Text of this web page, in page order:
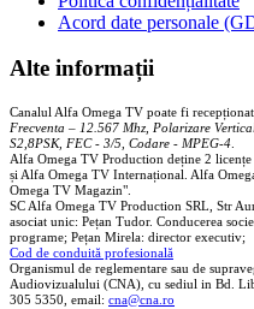
Acord date personale
Alte informații
Canalul Alfa Omega TV poate fi
Frecventa – 12.567 Mhz, Polarizare Vertica
S2,8PSK, FEC - 3/5, Codare - MPEG-4
Alfa Omega TV Production deține 2
și Alfa Omega TV Internațional. Alfa
Omega TV Magazin".
SC Alfa Omega TV Production SRL, Str
asociat unic: Pețan Tudor. Conducerea
programe; Pețan Mirela: director executiv;
Cod de conduită profesională
Organismul de reglementare sau de
Audiovizualului (CNA), cu sediul in Bd.
305 5350, email: cna@cna.ro